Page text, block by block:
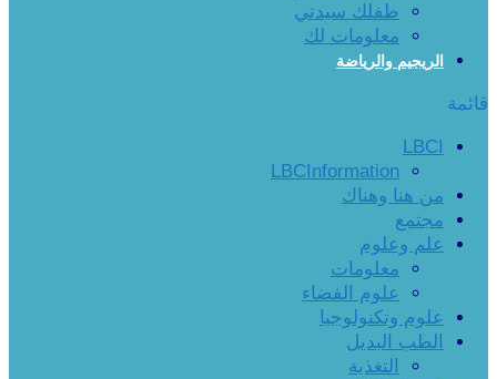
طفلك سيدتي
معلومات لك
الريجيم والرياضة
قائمة
LBCI
LBCInformation
من هنا وهناك
مجتمع
علم وعلوم
معلومات
علوم الفضاء
علوم وتكنولوجيا
الطب البديل
التغذية